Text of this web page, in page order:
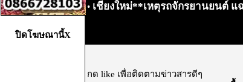
• เชียงใหม่**เหตุรถจักรยานยนต์
กด like เพื่อติดตามข่าวสารดีๆ
ปิดโฆษณานี้X